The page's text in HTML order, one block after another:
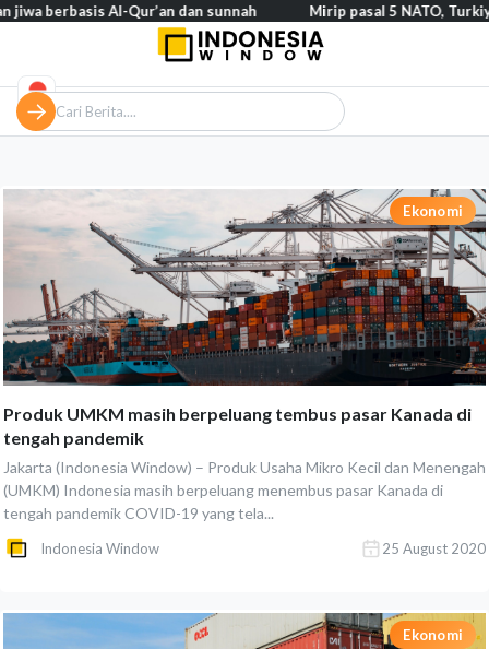
Ekonomi
Produk UMKM masih berpeluang tembus pasar Kanada di
tengah pandemik
Jakarta (Indonesia Window) – Produk Usaha Mikro Kecil dan Menengah
(UMKM) Indonesia masih berpeluang menembus pasar Kanada di
tengah pandemik COVID-19 yang tela...
Indonesia Window 25 August 2020
Ekonomi
Al-Qur’an dan sunnah Mirip pasal 5 NATO, Turkiye